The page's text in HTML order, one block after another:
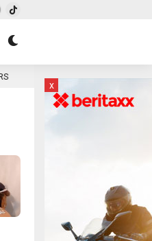
MD KAHMI Kabupaten Bandung
x